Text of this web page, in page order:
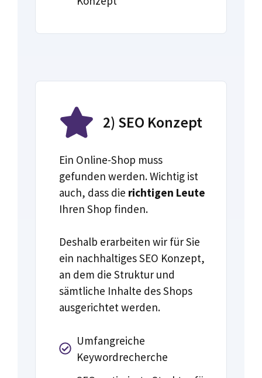
2) SEO Konzept
Ein Online-Shop muss
gefunden werden. Wichtig ist
auch, dass die richtigen Leute
Ihren Shop finden.
Deshalb erarbeiten wir für Sie
ein nachhaltiges SEO Konzept,
an dem die Struktur und
sämtliche Inhalte des Shops
ausgerichtet werden.
Umfangreiche
Keywordrecherche